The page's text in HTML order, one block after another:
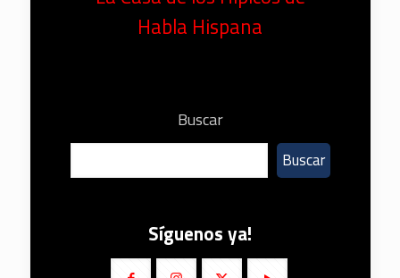
Habla Hispana
Buscar
Buscar
Síguenos ya!